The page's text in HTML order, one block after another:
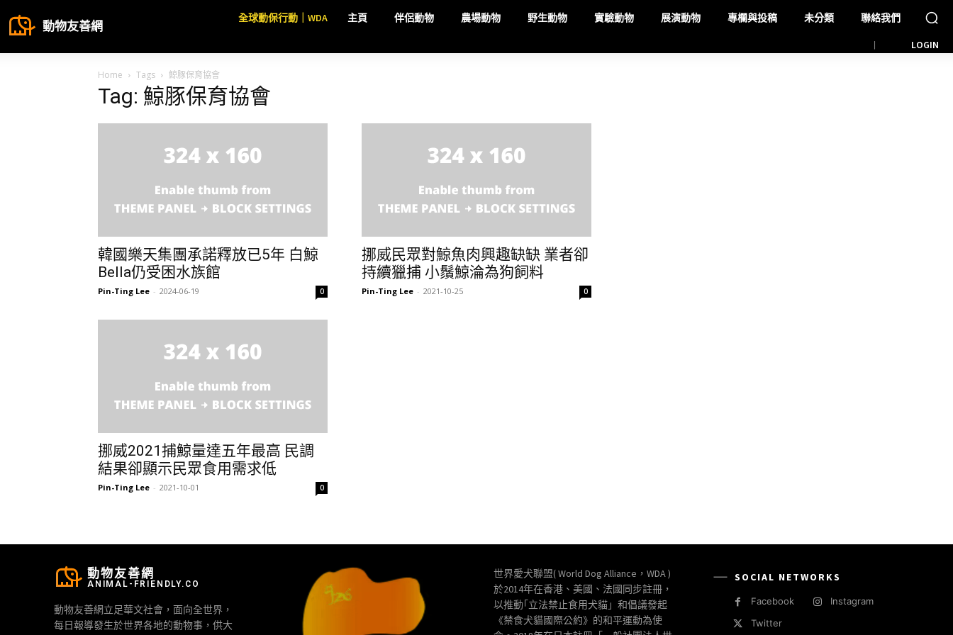
動物友善網
全球動保行動｜WDA 主頁 伴侶動物 農場動物 野生動物 實驗動物 展演動物 專欄與投稿 未分類 聯絡我們
LOGIN
Home Tags 鯨豚保育協會
Tag: 鯨豚保育協會
韓國樂天集團承諾釋放已5年 白鯨
Bella仍受困水族館
Pin-Ting Lee - 2024-06-19 0
挪威民眾對鯨魚肉興趣缺缺 業者卻
持續獵捕 小鬚鯨淪為狗飼料
Pin-Ting Lee - 2021-10-25 0
挪威2021捕鯨量達五年最高 民調
結果卻顯示民眾食用需求低
Pin-Ting Lee - 2021-10-01 0
動物友善網
ANIMAL-FRIENDLY.CO
動物友善網立足華文社會，面向全世界，
每日報導發生於世界各地的動物事，供大
世界愛犬聯盟( World Dog Alliance，WDA )
於2014年在香港、美國、法國同步註冊，
以推動｢立法禁止食用犬貓」和倡議發起
《禁食犬貓國際公約》的和平運動為使
SOCIAL NETWORKS
Facebook
Instagram
Twitter